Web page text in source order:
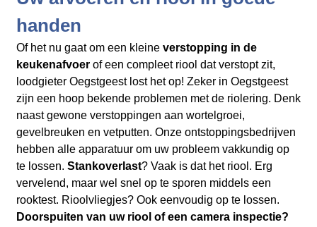
handen
Of het nu gaat om een kleine verstopping in de
keukenafvoerof een compleet riool dat verstopt zit,
loodgieter Oegstgeest lost het op! Zeker in Oegstgeest
zijn een hoop bekende problemen met de riolering. Denk
naast gewone verstoppingen aan wortelgroei,
gevelbreuken en vetputten. Onze ontstoppingsbedrijven
hebben alle apparatuur om uw probleem vakkundig op
te lossen. Stankoverlast? Vaak is dat het riool. Erg
vervelend, maar wel snel op te sporen middels een
rooktest. Rioolvliegjes? Ook eenvoudig op te lossen.
Doorspuiten van uw riool of een camera inspectie?